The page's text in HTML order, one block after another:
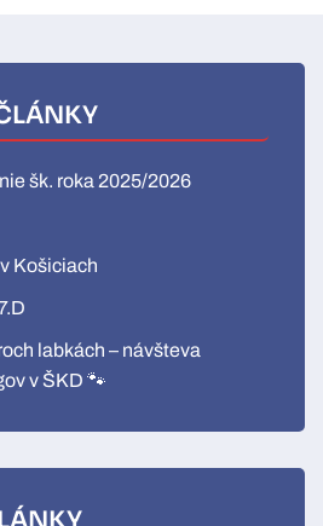
šk. roka 2025/2026
Košiciach
labkách – návšteva
v ŠKD 🐾